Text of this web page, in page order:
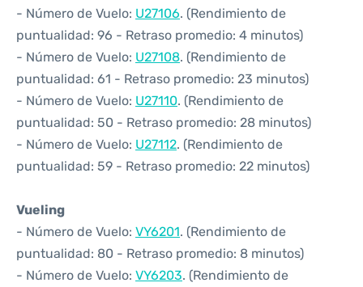
- Número de Vuelo: U27106. (Rendimiento de
puntualidad: 96 - Retraso promedio: 4 minutos)
- Número de Vuelo: U27108. (Rendimiento de
puntualidad: 61 - Retraso promedio: 23 minutos)
- Número de Vuelo: U27110. (Rendimiento de
puntualidad: 50 - Retraso promedio: 28 minutos)
- Número de Vuelo: U27112. (Rendimiento de
puntualidad: 59 - Retraso promedio: 22 minutos)
Vueling
- Número de Vuelo: VY6201. (Rendimiento de
puntualidad: 80 - Retraso promedio: 8 minutos)
- Número de Vuelo: VY6203. (Rendimiento de